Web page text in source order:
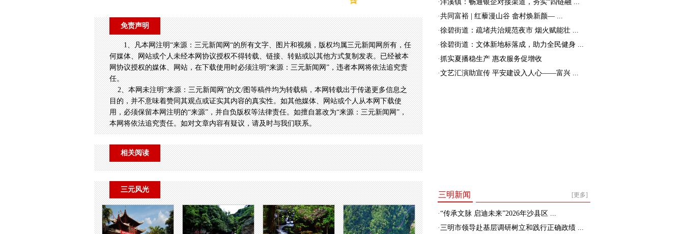
免责声明
1、凡本网注明“来源：三元新闻网“的所有文字、图片和视频，版权均属三元新闻网所有，任
何媒体、网站或个人未经本网协议授权不得转载、链接、转贴或以其他方式复制发表。已经被本
网协议授权的媒体、网站，在下载使用时必须注明“来源：三元新闻网”，违者本网将依法追究责
任。
2、本网未注明“来源：三元新闻网”的文/图等稿件均为转载稿，本网转载出于传递更多信息之
目的，并不意味着赞同其观点或证实其内容的真实性。如其他媒体、网站或个人从本网下载使
用，必须保留本网注明的“来源”，并自负版权等法律责任。如擅自篡改为“来源：三元新闻网”，
本网将依法追究责任。如对文章内容有疑议，请及时与我们联系。
相关阅读
三元风光
·洋溪镇：畅通银企对接渠道，夯实“四链融 ...
·共同富裕 | 红藜漫山谷 畲村焕新颜— ...
·徐碧街道：疏堵共治规范夜市 烟火赋能壮 ...
·徐碧街道：文体新地标落成，助力全民健身 ...
·抓实夏播稳生产 惠农服务促增收
·文艺汇演助宣传 平安建设入人心——富兴 ...
[更多]
三明新闻
·“传承文脉 启迪未来”2026年沙县区 ...
·三明市领导赴基层调研树立和践行正确政绩 ...